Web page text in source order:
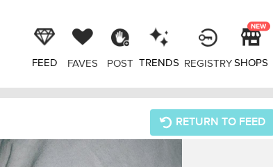
FEED FAVES POST TRENDS REGISTRYSHOPS
RETURN TO FEED